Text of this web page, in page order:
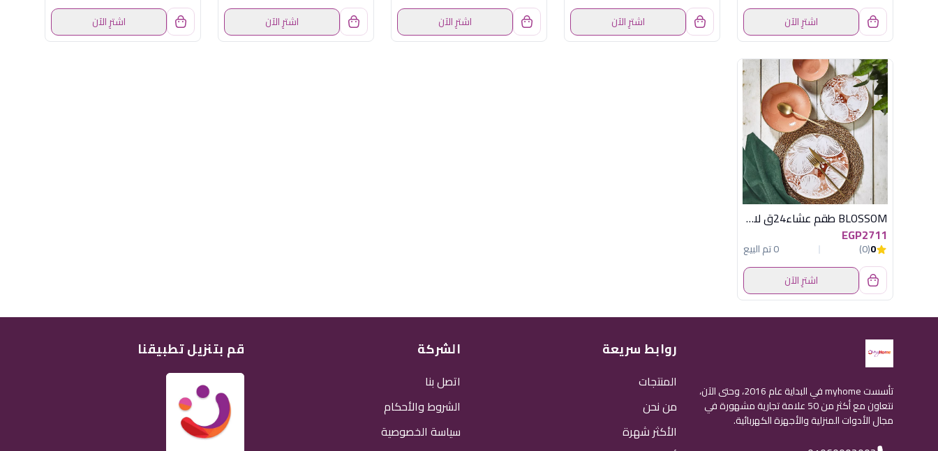
اشترِ الآن
اشترِ الآن
اشترِ الآن
اشترِ الآن
اشترِ الآن
BLOSSOM طقم عشاء24ق لامع تركى اكسفورد
EGP2711
0
(0)
0 تم البيع
اشترِ الآن
تأسست myhome في البداية عام 2016، وحتى الآن،
نتعاون مع أكثر من 50 علامة تجارية مشهورة في
مجال الأدوات المنزلية والأجهزة الكهربائية.
روابط سريعة
المنتجات
من نحن
الأكثر شهرة
الشركة
اتصل بنا
الشروط والأحكام
سياسة الخصوصية
قم بتنزيل تطبيقنا